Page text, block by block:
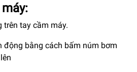
trên tay cầm máy.
động bằng cách bấm núm bơm